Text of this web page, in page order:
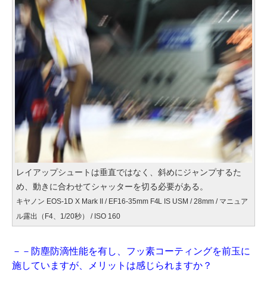
レイアップシュートは垂直ではなく、斜めにジャンプするた
め、動きに合わせてシャッターを切る必要がある。
キヤノン EOS-1D X Mark II / EF16-35mm F4L IS USM / 28mm / マニュア
ル露出（F4、1/20秒） / ISO 160
－－防塵防滴性能を有し、フッ素コーティングを前玉に
施していますが、メリットは感じられますか？